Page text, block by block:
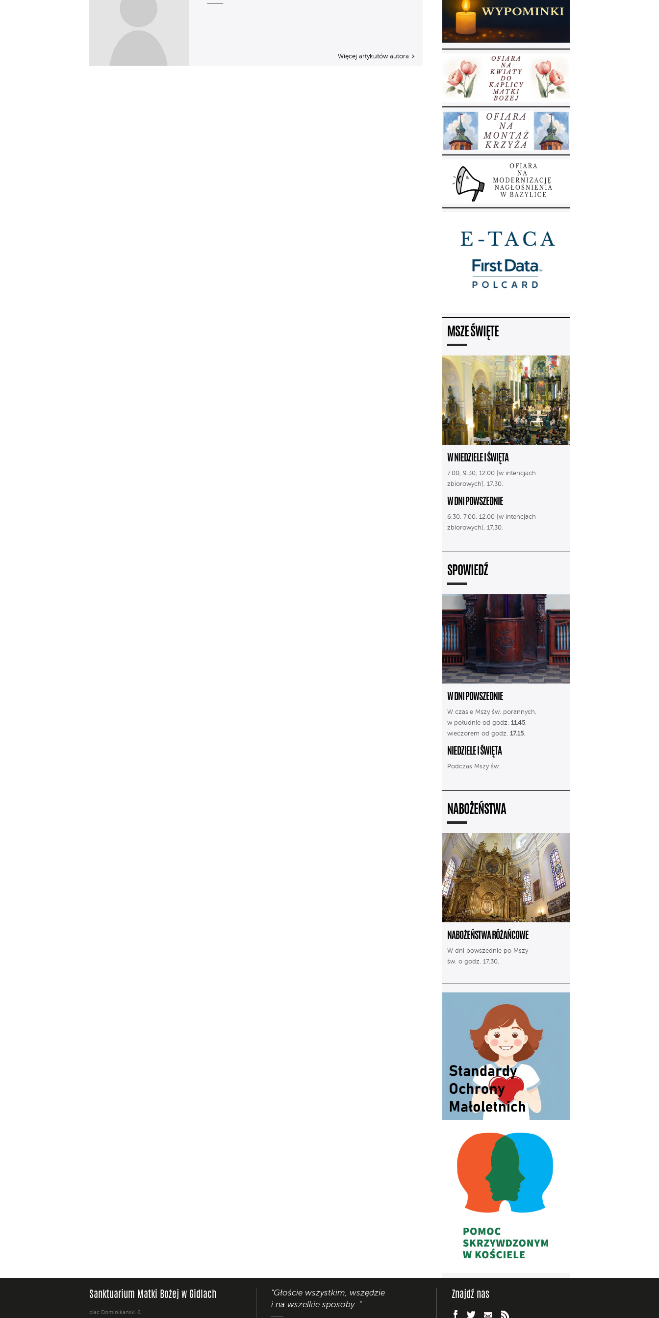
Więcej artykułów autora
MSZE ŚWIĘTE
W NIEDZIELE I ŚWIĘTA
7.00, 9.30, 12.00 [w intencjach
zbiorowych], 17.30.
W DNI POWSZEDNIE
6.30, 7.00, 12.00 [w intencjach
zbiorowych], 17.30.
SPOWIEDŹ
W DNI POWSZEDNIE
W czasie Mszy św. porannych,
w południe od godz. 11.45,
wieczorem od godz. 17.15.
NIEDZIELE I ŚWIĘTA
Podczas Mszy św.
NABOŻEŃSTWA
NABOŻEŃSTWA RÓŻAŃCOWE
W dni powszednie po Mszy
św. o godz. 17.30.
Sanktuarium Matki Bożej w Gidlach
plac Dominikański 6,
"Głoście wszystkim, wszędzie
i na wszelkie sposoby. "
Znajdź nas